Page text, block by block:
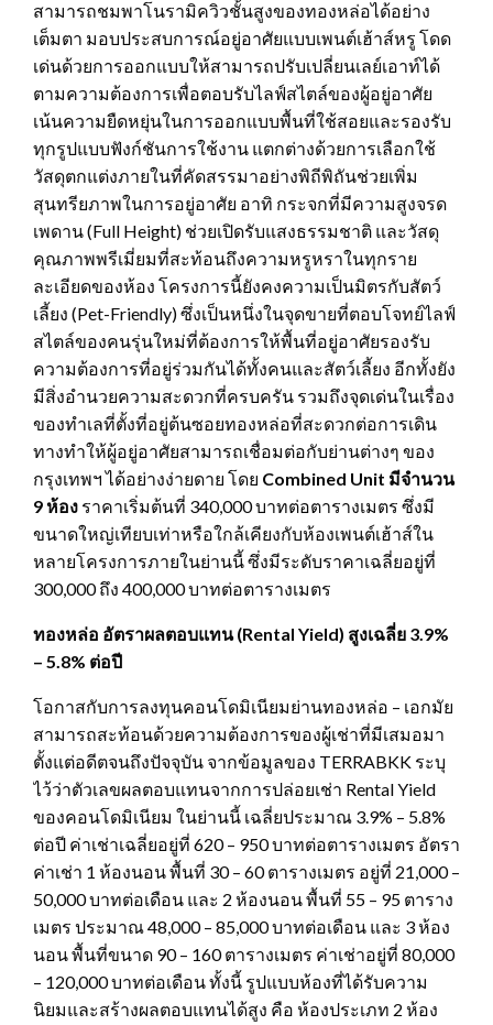
สามารถชมพาโนรามิควิวชั้นสูงของทองหล่อได้อย่าง
เต็มตา มอบประสบการณ์อยู่อาศัยแบบเพนต์เฮ้าส์หรู โดด
เด่นด้วยการออกแบบให้สามารถปรับเปลี่ยนเลย์เอาท์ได้
ตามความต้องการเพื่อตอบรับไลฟ์สไตล์ของผู้อยู่อาศัย
เน้นความยืดหยุ่นในการออกแบบพื้นที่ใช้สอยและรองรับ
ทุกรูปแบบฟังก์ชันการใช้งาน แตกต่างด้วยการเลือกใช้
วัสดุตกแต่งภายในที่คัดสรรมาอย่างพิถีพิถันช่วยเพิ่ม
สุนทรียภาพในการอยู่อาศัย อาทิ กระจกที่มีความสูงจรด
เพดาน (Full Height) ช่วยเปิดรับแสงธรรมชาติ และวัสดุ
คุณภาพพรีเมี่ยมที่สะท้อนถึงความหรูหราในทุกราย
ละเอียดของห้อง โครงการนี้ยังคงความเป็นมิตรกับสัตว์
เลี้ยง (Pet-Friendly) ซึ่งเป็นหนึ่งในจุดขายที่ตอบโจทย์ไลฟ์
สไตล์ของคนรุ่นใหม่ที่ต้องการให้พื้นที่อยู่อาศัยรองรับ
ความต้องการที่อยู่ร่วมกันได้ทั้งคนและสัตว์เลี้ยง อีกทั้งยัง
มีสิ่งอำนวยความสะดวกที่ครบครัน รวมถึงจุดเด่นในเรื่อง
ของทำเลที่ตั้งที่อยู่ต้นซอยทองหล่อที่สะดวกต่อการเดิน
ทางทำให้ผู้อยู่อาศัยสามารถเชื่อมต่อกับย่านต่างๆ ของ
กรุงเทพฯ ได้อย่างง่ายดาย โดย Combined Unit มีจำนวน
9 ห้อง ราคาเริ่มต้นที่ 340,000 บาทต่อตารางเมตร ซึ่งมี
ขนาดใหญ่เทียบเท่าหรือใกล้เคียงกับห้องเพนต์เฮ้าส์ใน
หลายโครงการภายในย่านนี้ ซึ่งมีระดับราคาเฉลี่ยอยู่ที่
300,000 ถึง 400,000 บาทต่อตารางเมตร
ทองหล่อ อัตราผลตอบแทน(Rental Yield) สูงเฉลี่ย 3.9%
– 5.8% ต่อปี
โอกาสกับการลงทุนคอนโดมิเนียมย่านทองหล่อ – เอกมัย
สามารถสะท้อนด้วยความต้องการของผู้เช่าที่มีเสมอมา
ตั้งแต่อดีตจนถึงปัจจุบัน จากข้อมูลของ TERRABKK ระบุ
ไว้ว่าตัวเลขผลตอบแทนจากการปล่อยเช่า Rental Yield
ของคอนโดมิเนียม ในย่านนี้ เฉลี่ยประมาณ 3.9% – 5.8%
ต่อปี ค่าเช่าเฉลี่ยอยู่ที่ 620 – 950 บาทต่อตารางเมตร อัตรา
ค่าเช่า 1 ห้องนอน พื้นที่ 30 – 60 ตารางเมตร อยู่ที่ 21,000 –
50,000 บาทต่อเดือน และ 2 ห้องนอน พื้นที่ 55 – 95 ตาราง
เมตร ประมาณ 48,000 – 85,000 บาทต่อเดือน และ 3 ห้อง
นอน พื้นที่ขนาด 90 – 160 ตารางเมตร ค่าเช่าอยู่ที่ 80,000
– 120,000 บาทต่อเดือน ทั้งนี้ รูปแบบห้องที่ได้รับความ
นิยมและสร้างผลตอบแทนได้สูง คือ ห้องประเภท 2 ห้อง